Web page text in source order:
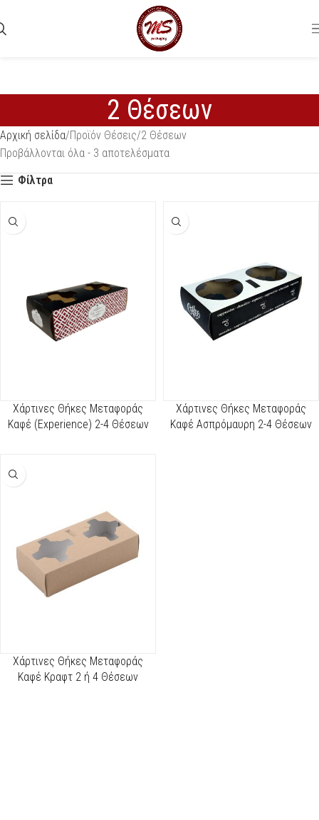
2 Θέσεων
Αρχική σελίδα Προϊόν Θέσεις 2 Θέσεων
Προβάλλονται όλα - 3 αποτελέσματα
Φίλτρα
Χάρτινες Θήκες Μεταφοράς
Καφέ (Experience) 2-4 Θέσεων
Χάρτινες Θήκες Μεταφοράς
Καφέ Ασπρόμαυρη 2-4 Θέσεων
Χάρτινες Θήκες Μεταφοράς
Καφέ Κραφτ 2 ή 4 Θέσεων